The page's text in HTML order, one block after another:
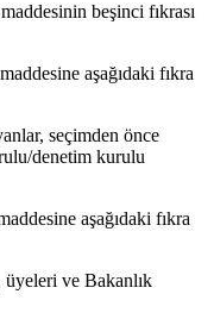
beşinci fıkrası
aşağıdaki fıkra
seçimden önce
denetim kurulu
aşağıdaki fıkra
üyeleri ve Bakanlık